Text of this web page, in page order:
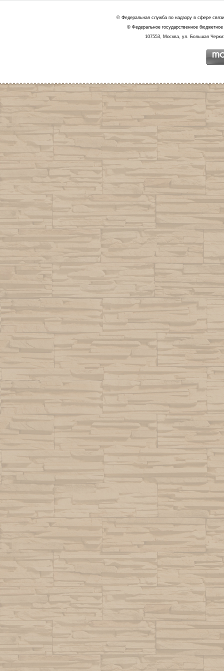
© Федеральная служба по надзору в сфере
© Федеральное государственное
107553, Москва, ул. Большая